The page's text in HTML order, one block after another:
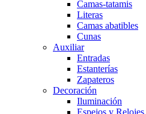
Camas-tatamis
Literas
Camas abatibles
Cunas
Auxiliar
Entradas
Estanterías
Zapateros
Decoración
Iluminación
Espejos y Relojes